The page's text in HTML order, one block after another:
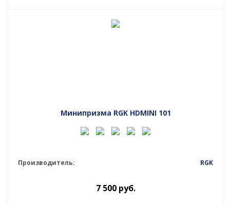
Минипризма RGK HDMINI 101
Производитель: RGK
7 500руб.